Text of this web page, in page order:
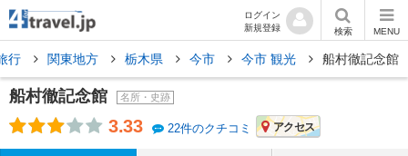
ログイン
新規登録
検索 MENU
行 関東地方 栃木県 今市 今市 観光 船村徹記念館
船村徹記念館 名所・史跡
3.33 22件のクチコミ アクセス